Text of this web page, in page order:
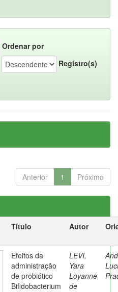
Ordenar por
Registro(s)
Anterior 1 Próximo
Título Autor
Efeitos da
administração
de probiótico
Bifidobacterium
LEVI,
Yara
Loyanne
de